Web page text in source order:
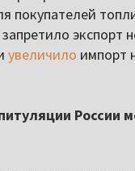
покупателей
экспорт
увеличило импорт
России